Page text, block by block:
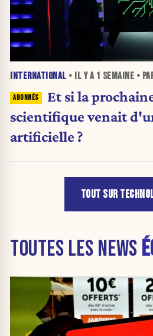
INTERNATIONAL • IL Y A 1 SEMAINE •
Et si la
scientifique venait
artificielle ?
TOUT SUR
TOUTES LES NEWS